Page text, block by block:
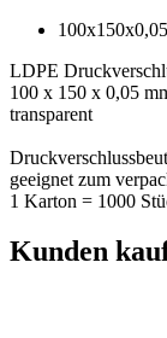
LDPE
100 x 150 x 0,05
transparent
geeignet zum
1 Karton = 1000
Kunden